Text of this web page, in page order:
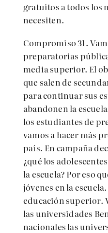
gratuitos a todos los
necesiten.
Compromiso 31.
preparatorias
media superior. El
que salen de
para continuar sus
abandonen la
los estudiantes de
vamos a hacer más
país. En campaña
¿qué los
la escuela? Por eso
jóvenes en la
educación superior.
las universidades
nacionales las